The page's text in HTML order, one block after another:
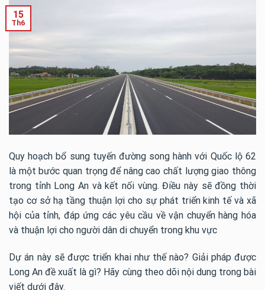
15
Th6
Quy hoạch bổ sung tuyến đường song hành với Quốc lộ 62
là một bước quan trọng để nâng cao chất lượng giao thông
trong tỉnh Long An và kết nối vùng. Điều này sẽ đồng thời
tạo cơ sở hạ tầng thuận lợi cho sự phát triển kinh tế và xã
hội của tỉnh, đáp ứng các yêu cầu về vận chuyển hàng hóa
và thuận lợi cho người dân di chuyển trong khu vực
Dự án này sẽ được triển khai như thế nào? Giải pháp được
Long An đề xuất là gì? Hãy cùng theo dõi nội dung trong bài
viết dưới đây.